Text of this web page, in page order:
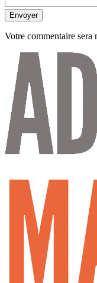
Envoyer
Votre commentaire sera